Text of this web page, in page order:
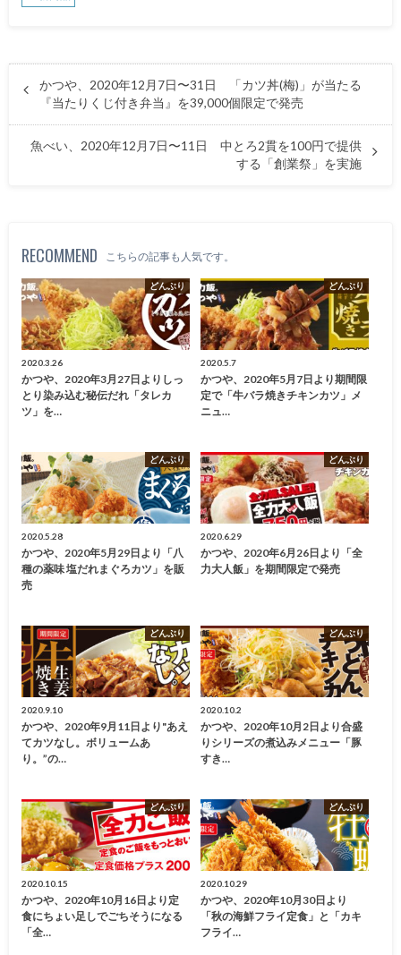
かつや、2020年12月7日〜31日 「カツ丼(梅)」が当たる
『当たりくじ付き弁当』を39,000個限定で発売
魚べい、2020年12月7日〜11日 中とろ2貫を100円で提供
する「創業祭」を実施
RECOMMEND こちらの記事も人気です。
どんぶり
2020.3.26
かつや、2020年3月27日よりしっ
とり染み込む秘伝だれ「タレカ
ツ」を…
どんぶり
2020.5.7
かつや、2020年5月7日より期間限
定で「牛バラ焼きチキンカツ」メ
ニュ…
どんぶり
2020.5.28
かつや、2020年5月29日より「八
種の薬味 塩だれまぐろカツ」を販
売
どんぶり
2020.6.29
かつや、2020年6月26日より「全
力大人飯」を期間限定で発売
どんぶり
2020.9.10
かつや、2020年9月11日より"あえ
てカツなし。ボリュームあ
り。”の…
どんぶり
2020.10.2
かつや、2020年10月2日より合盛
りシリーズの煮込みメニュー「豚
すき…
どんぶり
2020.10.15
かつや、2020年10月16日より定
食にちょい足しでごちそうになる
「全…
どんぶり
2020.10.29
かつや、2020年10月30日より
「秋の海鮮フライ定食」と「カキ
フライ…